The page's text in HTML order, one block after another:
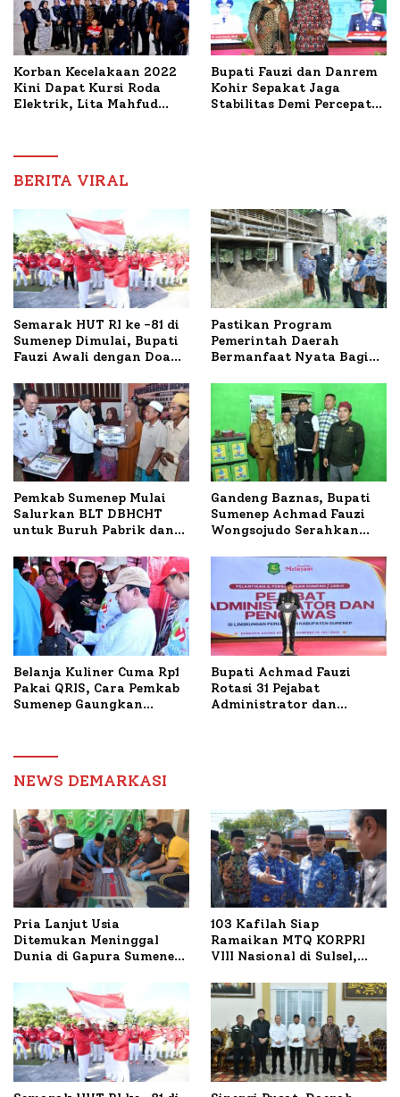
Korban Kecelakaan 2022
Kini Dapat Kursi Roda
Elektrik, Lita Mahfud
Nabil
Bupati Fauzi dan Danrem
Kohir Sepakat Jaga
Stabilitas Demi Percepat
BERITA VIRAL
Semarak HUT RI ke -81 di
Sumenep Dimulai, Bupati
Fauzi Awali dengan Doa
Terbakar
Pastikan Program
Pemerintah Daerah
Bermanfaat Nyata Bagi
Sumenep Tinjau Langsung
Budidaya Lele dan Ayam
Petelur di Desa Bataal
Timur
Pemkab Sumenep Mulai
Salurkan BLT DBHCHT
untuk Buruh Pabrik dan
Gandeng Baznas, Bupati
Sumenep Achmad Fauzi
Wongsojudo Serahkan
Dua Kecamatan
Belanja Kuliner Cuma Rp1
Pakai QRIS, Cara Pemkab
Sumenep Gaungkan
Bupati Achmad Fauzi
Rotasi 31 Pejabat
Administrator dan
NEWS DEMARKASI
Pria Lanjut Usia
Ditemukan Meninggal
Dunia di Gapura Sumenep,
103 Kafilah Siap
Ramaikan MTQ KORPRI
VIII Nasional di Sulsel,